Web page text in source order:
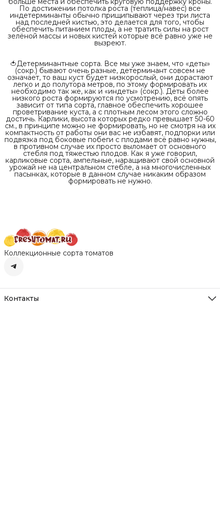
По достижении потолка роста (теплица/навес) все
индетерминанты обычно прищипывают через три листа
над последней кистью, это делается для того, чтобы
обеспечить питанием плоды, а не тратить силы на рост
зелёной массы и новых кистей которые всё равно уже не
вызреют.
🍅Детерминантные сорта. Все мы уже знаем, что «деты»
(сокр.) бывают очень разные, детерминант совсем не
означает, то ваш куст будет низкорослый, они дорастают
легко и до полутора метров, по этому формировать их
необходимо так же, как и «индеты» (сокр.). Деты более
низкого роста формируются по усмотрению, всё опять
зависит от типа сорта, главное обеспечить хорошее
проветривание куста, а с плотным лесом этого сложно
достичь. Карлики, высота которых редко превышает 50-60
см., в принципе можно не формировать, но не смотря на их
компактность от работы они вас не избавят, подпорки или
подвязка под боковые побеги с плодами всё равно нужны,
в противном случае их просто выломает от основного
стебля под тяжестью плодов. Как я уже говорил,
карликовые сорта, ампельные, наращивают свой основной
урожай не на центральном стебле, а на многочисленных
пасынках, которые в данном случае никаким образом
формировать не нужно.
Коллекционные сорта томатов
Контакты